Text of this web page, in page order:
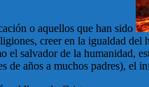
o aquellos que han sido
creer en la igualdad
el salvador de la
años a muchos padres), el